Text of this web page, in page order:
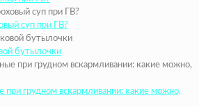
суп при ГВ?
бутылочки
при грудном вскармливании: какие можно,